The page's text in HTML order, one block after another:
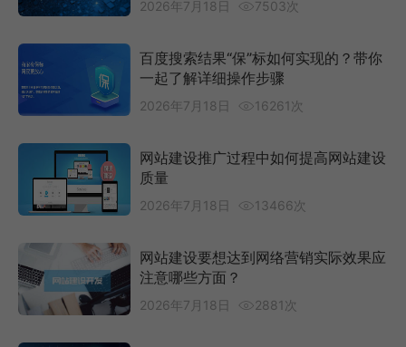
2026年7月18日 7503次
百度搜索结果“保”标如何实现的？带你
一起了解详细操作步骤
2026年7月18日 16261次
网站建设推广过程中如何提高网站建设
质量
2026年7月18日 13466次
网站建设要想达到网络营销实际效果应
注意哪些方面？
2026年7月18日 2881次